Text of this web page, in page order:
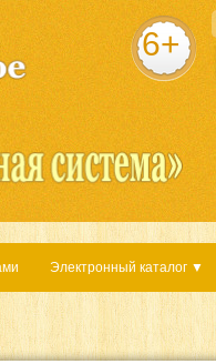
6+
Электронный каталог ▼